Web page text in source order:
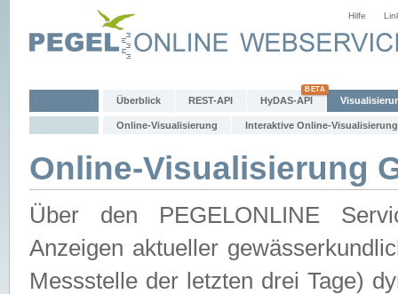
Hilfe
Überblick REST-API HyDAS-API
Online-Visualisierung Interaktive Online-Visualisierung
Online-Visualisierung
Über den PEGELONLINE
Anzeigen aktueller
Messstelle der letzten drei Tage)